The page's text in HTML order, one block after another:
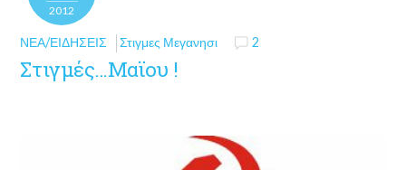
2012
ΝΈΑ/ΕΙΔΉΣΕΙΣ Στιγμες Μεγανησι 2
Στιγμές…Μαϊου !